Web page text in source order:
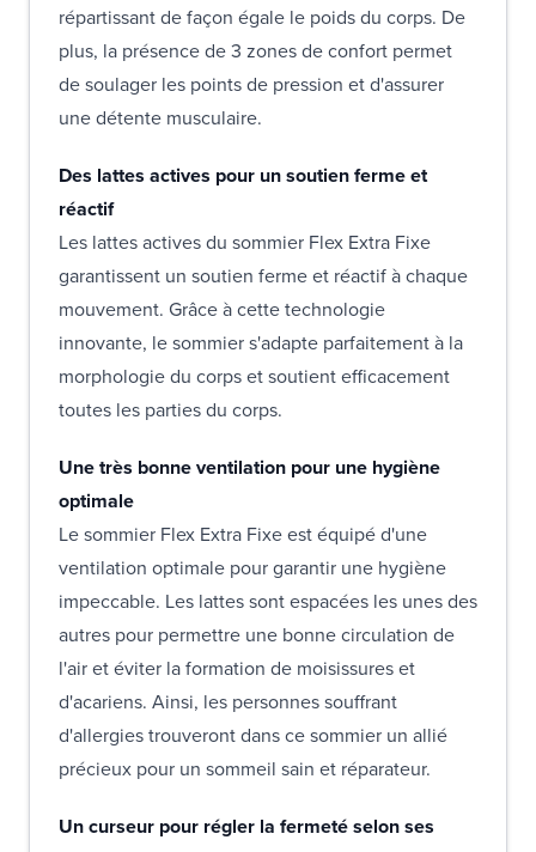
répartissant de façon égale le poids du corps. De
plus, la présence de 3 zones de confort permet
de soulager les points de pression et d'assurer
une détente musculaire.
Des lattes actives pour un soutien ferme et
réactif
Les lattes actives du sommier Flex Extra Fixe
garantissent un soutien ferme et réactif à chaque
mouvement. Grâce à cette technologie
innovante, le sommier s'adapte parfaitement à la
morphologie du corps et soutient efficacement
toutes les parties du corps.
Une très bonne ventilation pour une hygiène
optimale
Le sommier Flex Extra Fixe est équipé d'une
ventilation optimale pour garantir une hygiène
impeccable. Les lattes sont espacées les unes des
autres pour permettre une bonne circulation de
l'air et éviter la formation de moisissures et
d'acariens. Ainsi, les personnes souffrant
d'allergies trouveront dans ce sommier un allié
précieux pour un sommeil sain et réparateur.
Un curseur pour régler la fermeté selon ses